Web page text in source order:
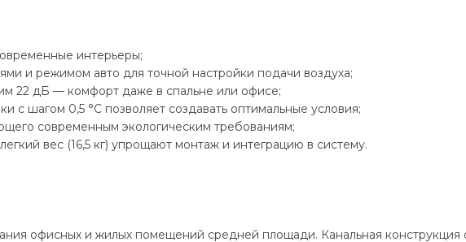
интерьеры;
и режимом авто для точной настройки подачи воздуха;
22 дБ — комфорт даже в спальне или офисе;
с шагом 0,5 °C позволяет создавать оптимальные условия;
современным экологическим требованиям;
вес (16,5 кг) упрощают монтаж и интеграцию в систему.
офисных и жилых помещений средней площади. Канальная конструкция